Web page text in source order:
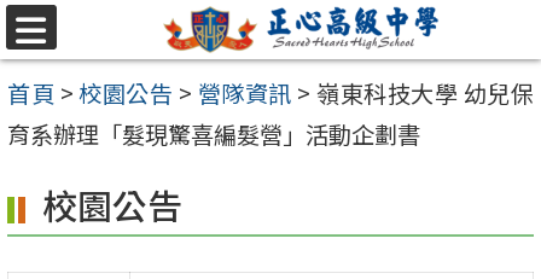
跳至主要內容區
選
單
首頁 >校園公告 > 營隊資訊 > 嶺東科技大學 幼兒保
育系辦理「髮現驚喜編髮營」活動企劃書
校園公告